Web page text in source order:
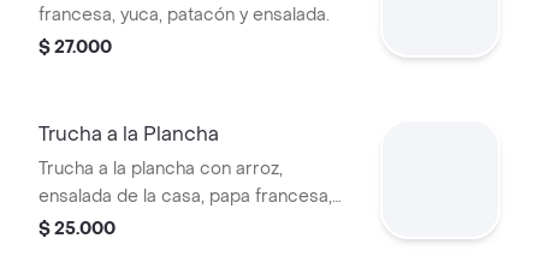
francesa, yuca, patacón y ensalada.
$ 27.000
Trucha a la Plancha
Trucha a la plancha con arroz,
ensalada de la casa, papa francesa,
yuca y patacón.
$ 25.000